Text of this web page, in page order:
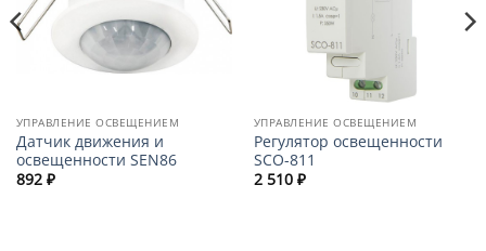
УПРАВЛЕНИЕ ОСВЕЩЕНИЕМ
Датчик движения и
освещенности SEN86
892 ₽
УПРАВЛЕНИЕ ОСВЕЩЕНИЕМ
Регулятор освещенности
SCO-811
2 510 ₽